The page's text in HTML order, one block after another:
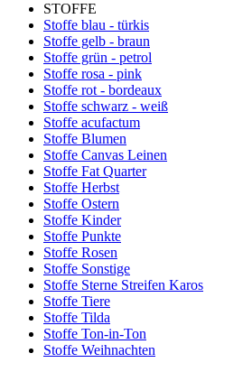
STOFFE
Stoffe blau - türkis
Stoffe gelb - braun
Stoffe grün - petrol
Stoffe rosa - pink
Stoffe rot - bordeaux
Stoffe schwarz - weiß
Stoffe acufactum
Stoffe Blumen
Stoffe Canvas Leinen
Stoffe Fat Quarter
Stoffe Herbst
Stoffe Ostern
Stoffe Kinder
Stoffe Punkte
Stoffe Rosen
Stoffe Sonstige
Stoffe Sterne Streifen Karos
Stoffe Tiere
Stoffe Tilda
Stoffe Ton-in-Ton
Stoffe Weihnachten